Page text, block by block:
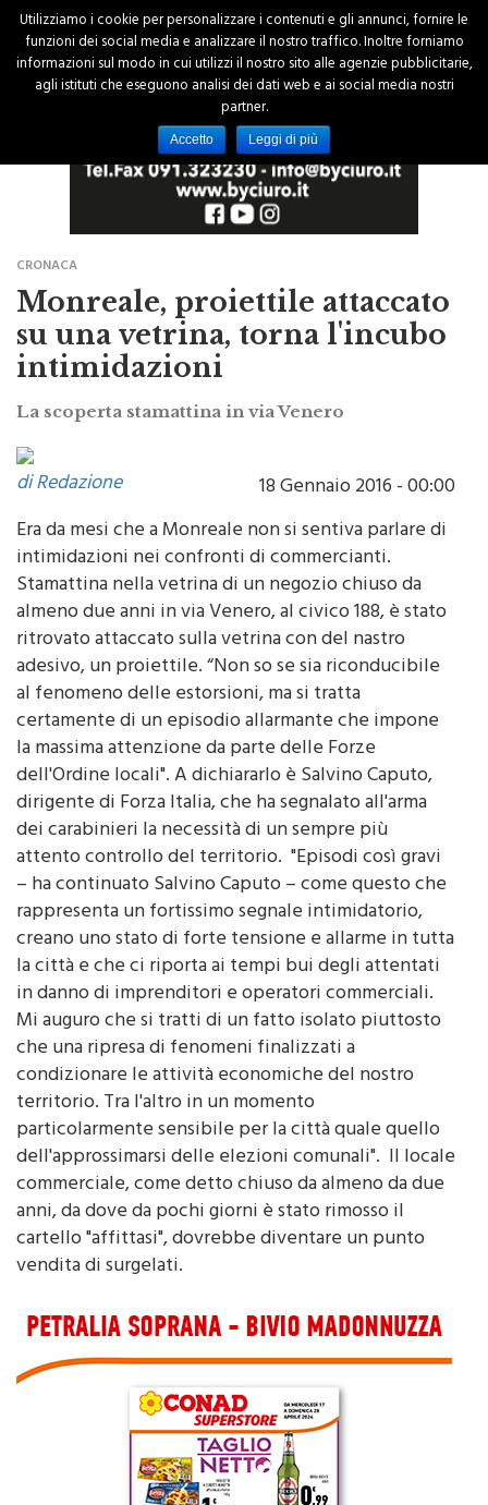
CRONACA
Monreale, proiettile attaccato
su una vetrina, torna l'incubo
intimidazioni
La scoperta stamattina in via Venero
di Redazione
Era da mesi che a Monreale non si sentiva parlare di
intimidazioni nei confronti di commercianti.
Stamattina nella vetrina di un negozio chiuso da
almeno due anni in via Venero, al civico 188, è stato
ritrovato attaccato sulla vetrina con del nastro
adesivo, un proiettile. “Non so se sia riconducibile
al fenomeno delle estorsioni, ma si tratta
certamente di un episodio allarmante che impone
la massima attenzione da parte delle Forze
dell'Ordine locali". A dichiararlo è Salvino Caputo,
dirigente di Forza Italia, che ha segnalato all'arma
dei carabinieri la necessità di un sempre più
attento controllo del territorio. "Episodi così gravi
– ha continuato Salvino Caputo – come questo che
rappresenta un fortissimo segnale intimidatorio,
creano uno stato di forte tensione e allarme in tutta
la città e che ci riporta ai tempi bui degli attentati
in danno di imprenditori e operatori commerciali.
Mi auguro che si tratti di un fatto isolato piuttosto
che una ripresa di fenomeni finalizzati a
condizionare le attività economiche del nostro
territorio. Tra l'altro in un momento
particolarmente sensibile per la città quale quello
dell'approssimarsi delle elezioni comunali". Il locale
commerciale, come detto chiuso da almeno da due
anni, da dove da pochi giorni è stato rimosso il
cartello "affittasi", dovrebbe diventare un punto
vendita di surgelati.
Utilizziamo i cookie per personalizzare i contenuti e gli annunci, fornire le
funzioni dei social media e analizzare il nostro traffico. Inoltre forniamo
informazioni sul modo in cui utilizzi il nostro sito alle agenzie pubblicitarie,
agli istituti che eseguono analisi dei dati web e ai social media nostri
partner.
Accetto Leggi di più